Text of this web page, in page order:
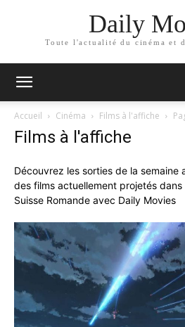
Daily
Toute l'actualité du cinéma et
Accueil Cinéma Films à l'affiche
Films à l'affiche
Découvrez les sorties de la semaine
des films actuellement projetés
Suisse Romande avec Daily Movies